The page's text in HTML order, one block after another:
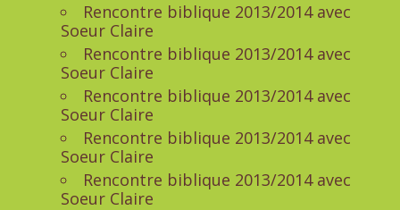
Rencontre biblique 2013/2014 avec
Soeur Claire
Rencontre biblique 2013/2014 avec
Soeur Claire
Rencontre biblique 2013/2014 avec
Soeur Claire
Rencontre biblique 2013/2014 avec
Soeur Claire
Rencontre biblique 2013/2014 avec
Soeur Claire